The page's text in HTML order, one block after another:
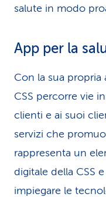
salute in modo
App per la
Con la sua propria
CSS percorre vie
clienti e ai suoi
servizi che
rappresenta un
digitale della CSS
impiegare le